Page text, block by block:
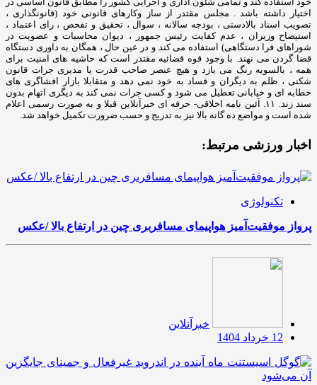
اخبار ورزشی مرتبط:
تکنولوژی
پرواز موفقیت‌آمیز هواپیمای مسافربری چین در ارتفاع بالا /عکس
خبرآنلاین
12 خرداد 1404